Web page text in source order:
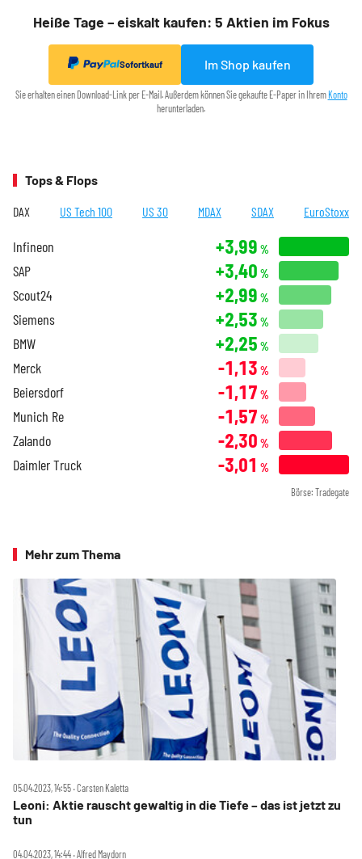
Heiße Tage – eiskalt kaufen: 5 Aktien im Fokus
Sofortkauf Im Shop kaufen
Sie erhalten einen Download-Link per E-Mail. Außerdem können Sie gekaufte E-Paper in Ihrem Konto
herunterladen.
Tops & Flops
DAX US Tech 100 US 30 MDAX SDAX EuroStoxx
Infineon +3,99 %
SAP +3,40 %
Scout24 +2,99 %
Siemens +2,53 %
BMW +2,25 %
Merck -1,13 %
Beiersdorf -1,17 %
Munich Re -1,57 %
Zalando -2,30 %
Daimler Truck -3,01 %
Börse: Tradegate
Mehr zum Thema
05.04.2023, 14:55 ‧ Carsten Kaletta
Leoni: Aktie rauscht gewaltig in die Tiefe – das ist jetzt zu
tun
04.04.2023, 14:44 ‧ Alfred Maydorn